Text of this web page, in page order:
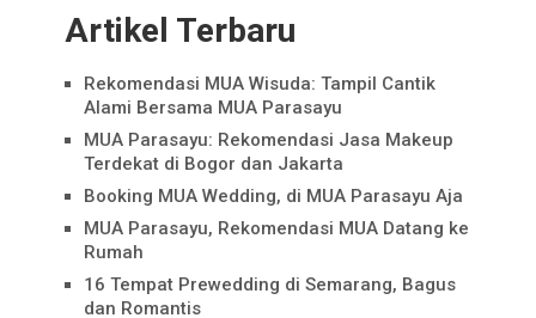
Artikel Terbaru
Rekomendasi MUA Wisuda: Tampil Cantik
Alami Bersama MUA Parasayu
MUA Parasayu: Rekomendasi Jasa Makeup
Terdekat di Bogor dan Jakarta
Booking MUA Wedding, di MUA Parasayu Aja
MUA Parasayu, Rekomendasi MUA Datang ke
Rumah
16 Tempat Prewedding di Semarang, Bagus
dan Romantis